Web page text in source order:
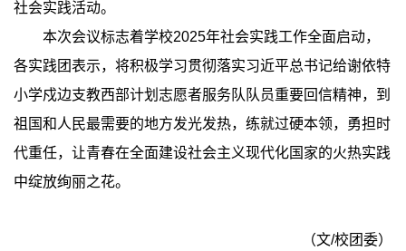
社会实践活动。
本次会议标志着学校2025年社会实践工作全面启动，
各实践团表示，将积极学习贯彻落实习近平总书记给谢依特
小学戍边支教西部计划志愿者服务队队员重要回信精神，到
祖国和人民最需要的地方发光发热，练就过硬本领，勇担时
代重任，让青春在全面建设社会主义现代化国家的火热实践
中绽放绚丽之花。
（文/校团委）